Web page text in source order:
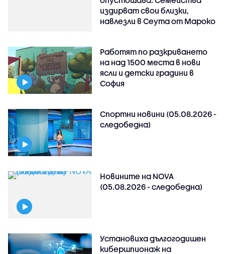
издирват свои близки,
навлезли в Сеута от Мароко
Работят по разкриването
на над 1500 места в нови
ясли и детски градини в
София
Спортни новини (05.08.2026 -
следобедна)
Новините на NOVA
(05.08.2026 - следобедна)
Установиха дългогодишен
кибершпионаж на